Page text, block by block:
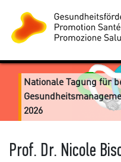
Nationale Tagung für
2026
Prof. Dr. Nicole